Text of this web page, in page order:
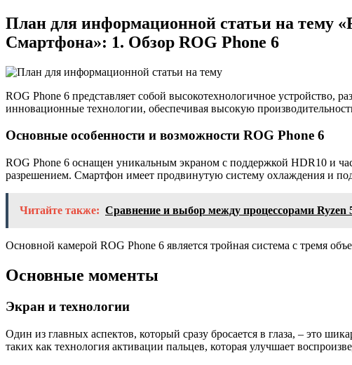
План для информационной статьи на тему
Смартфона»: 1. Обзор ROG Phone 6
ROG Phone 6 представляет собой высокотехнологичное устройство,
инновационные технологии, обеспечивая высокую
Основные особенности и возможности ROG Phone 6
ROG Phone 6 оснащен уникальным экраном с поддержкой HDR10 и
разрешением. Смартфон имеет продвинутую систему охлаждения и
Читайте также: Сравнение и выбор между процессорами Ryzen
Основной камерой ROG Phone 6 является тройная система с тремя
Основные моменты
Экран и технологии
Один из главных аспектов, который сразу бросается в глаза, – это
таких как технология активации пальцев, которая улучшает